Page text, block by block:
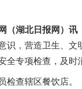
（湖北日报网）讯
识，营造卫生、文
全专项检查，及时
检查辖区餐饮店。